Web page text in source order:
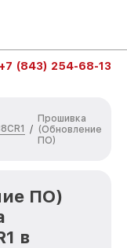
+7 (843) 254-68-13
/
Прошивка
(Обновление
ПО)
ПО)
в